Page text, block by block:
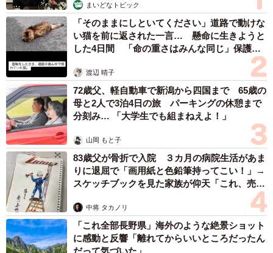
2/4
ティッシュケースの3Dモデル。思いついてからここまで約30分とのこ
と。（画像提供：しぶちょーさん）
ーーどれくらい時間がかかったんですか?
「思い付いてからティッシュケースの3Dモデル（コンピュ
ータで作る3Dのデータ）を作成するまでは30分程でした。
ただ、3Dプリンタで実際のモノを印刷には12時間程かかり
ました。長く感じますが、印刷自体はスイッチを押して待
つだけなので、仕事に行く前にスイッチを押して、帰って
まいどなトピック
「そのままにしといてください」道路で動けな
い猫を前に返された一言… 懸命に生きようと
した4日間 「命の重さはみんな同じ」保護団
渡辺 晴子
72歳父、軽自動車で新潟から四国まで 65歳の
母と2人で3泊4日の旅 パーキングの休憩まで
分刻み… 「大学生でも組まねえよ！」
山岡 もと子
83歳父が骨折で入院 ３カ月の病院生活があま
りに退屈で「画用紙と色鉛筆持ってこい！」→
スケッチブックを見た家族が仰天「これ、売れ
中将 タカノリ
「これ全部長野県」海外のような絶景ショット
に感動と反響「離れてからいいところだったん
だって気づいた」